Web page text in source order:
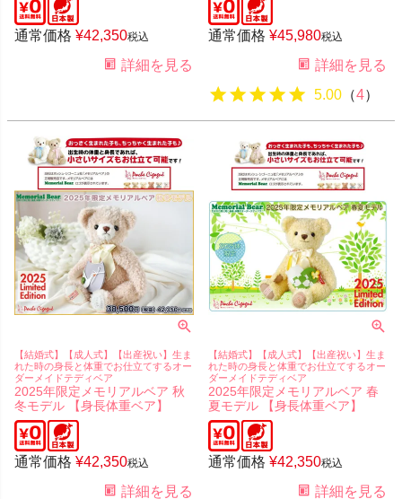
通常価格 ¥42,350税込
詳細を見る
通常価格 ¥45,980税込
詳細を見る
5.00 （4）
【結婚式】【成人式】【出産祝い】生ま
れた時の身長と体重でお仕立てするオー
ダーメイドテディベア
2025年限定メモリアルベア 秋
冬モデル 【身長体重ベア】
通常価格 ¥42,350税込
詳細を見る
【結婚式】【成人式】【出産祝い】生ま
れた時の身長と体重でお仕立てするオー
ダーメイドテディベア
2025年限定メモリアルベア 春
夏モデル 【身長体重ベア】
通常価格 ¥42,350税込
詳細を見る